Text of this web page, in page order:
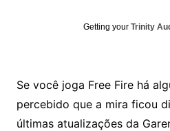
Getting your Trinity
Se você joga Free Fire há
percebido que a mira ficou
últimas atualizações da